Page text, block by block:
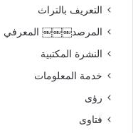
التعريف بالتراث
المرصد￼￼￼ المعرفي
النشرة المكتبية
خدمة المعلومات
رؤى
فتاوى